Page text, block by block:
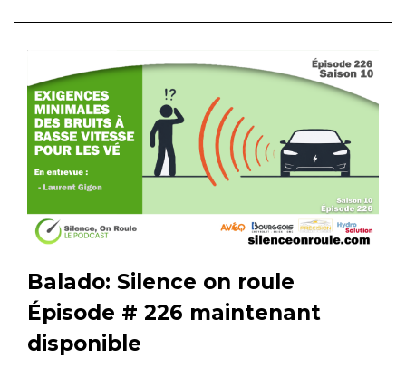
Balado: Silence on roule
Épisode # 226 maintenant
disponible